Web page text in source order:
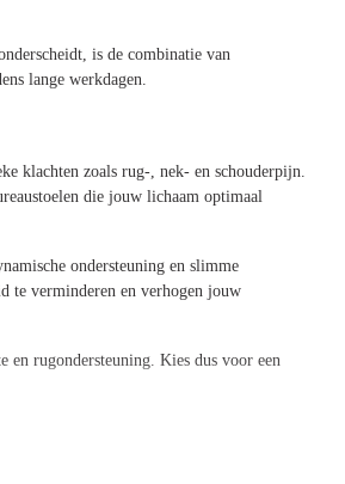
is de combinatie van
lange werkdagen.
klachten zoals rug-, nek- en schouderpijn.
die jouw lichaam optimaal
ondersteuning en slimme
te verminderen en verhogen jouw
en rugondersteuning. Kies dus voor een